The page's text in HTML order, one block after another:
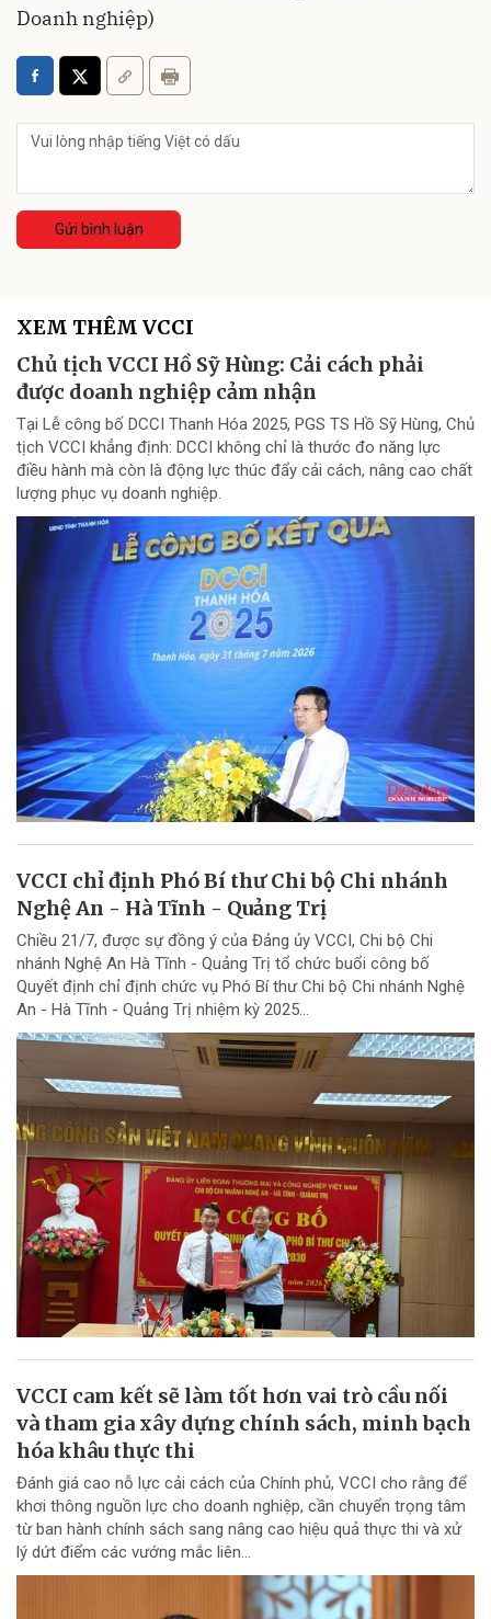
Doanh nghiệp)
Gửi bình luận
XEM THÊM VCCI
Chủ tịch VCCI Hồ Sỹ Hùng: Cải cách phải
được doanh nghiệp cảm nhận
Tại Lễ công bố DCCI Thanh Hóa 2025, PGS TS Hồ Sỹ Hùng, Chủ
tịch VCCI khẳng định: DCCI không chỉ là thước đo năng lực
điều hành mà còn là động lực thúc đẩy cải cách, nâng cao chất
lượng phục vụ doanh nghiệp.
VCCI chỉ định Phó Bí thư Chi bộ Chi nhánh
Nghệ An - Hà Tĩnh - Quảng Trị
Chiều 21/7, được sự đồng ý của Đảng ủy VCCI, Chi bộ Chi
nhánh Nghệ An Hà Tĩnh - Quảng Trị tổ chức buổi công bố
Quyết định chỉ định chức vụ Phó Bí thư Chi bộ Chi nhánh Nghệ
An - Hà Tĩnh - Quảng Trị nhiệm kỳ 2025...
VCCI cam kết sẽ làm tốt hơn vai trò cầu nối
và tham gia xây dựng chính sách, minh bạch
hóa khâu thực thi
Đánh giá cao nỗ lực cải cách của Chính phủ, VCCI cho rằng để
khơi thông nguồn lực cho doanh nghiệp, cần chuyển trọng tâm
từ ban hành chính sách sang nâng cao hiệu quả thực thi và xử
lý dứt điểm các vướng mắc liên...